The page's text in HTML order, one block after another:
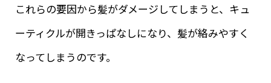
これらの要因から髪がダメージしてしまうと、キュ
ーティクルが開きっぱなしになり、髪が絡みやすく
なってしまうのです。